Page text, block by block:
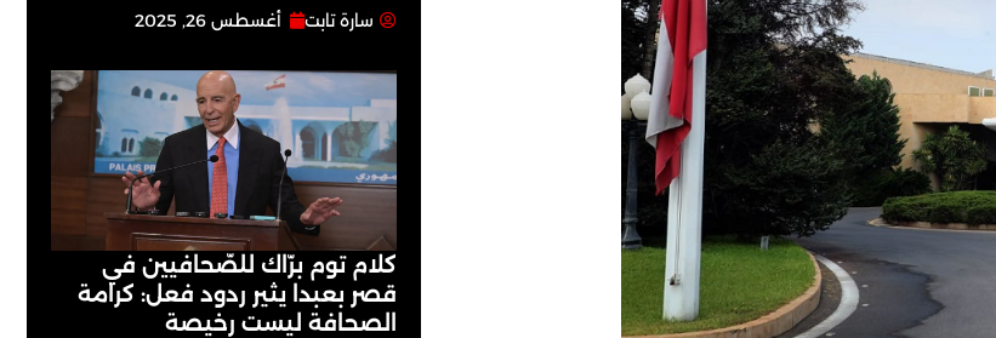
سارة تابت أغسطس 26, 2025
كلام توم برّاك للصّحافيين في
قصر بعبدا يثير ردود فعل: كرامة
الصحافة ليست رخيصة